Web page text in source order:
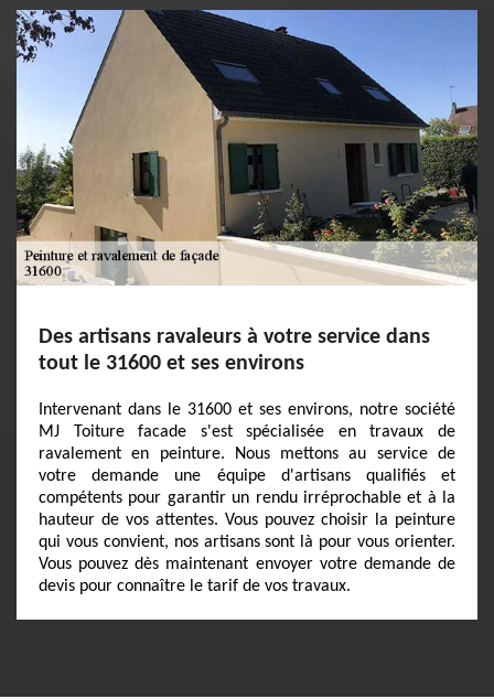
Des artisans ravaleurs à votre service dans
tout le 31600 et ses environs
Intervenant dans le 31600 et ses environs, notre société
MJ Toiture facade s'est spécialisée en travaux de
ravalement en peinture. Nous mettons au service de
votre demande une équipe d'artisans qualifiés et
compétents pour garantir un rendu irréprochable et à la
hauteur de vos attentes. Vous pouvez choisir la peinture
qui vous convient, nos artisans sont là pour vous orienter.
Vous pouvez dès maintenant envoyer votre demande de
devis pour connaître le tarif de vos travaux.